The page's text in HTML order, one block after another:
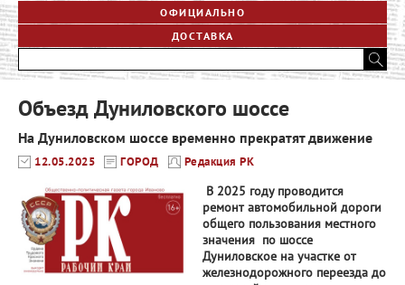
ОФИЦИАЛЬНО
ДОСТАВКА
Объезд Дуниловского шоссе
На Дуниловском шоссе временно прекратят движение
12.05.2025 ГОРОД Редакция РК
В 2025 году проводится
ремонт автомобильной дороги
общего пользования местного
значения по шоссе
Дуниловское на участке от
железнодорожного переезда до